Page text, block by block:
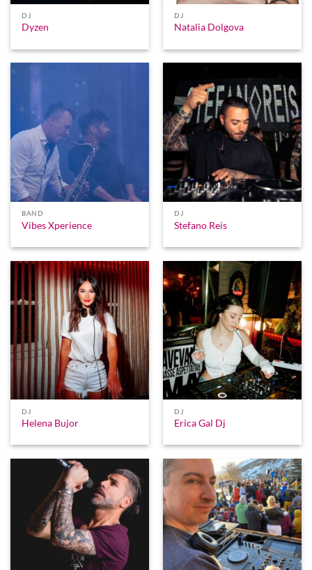
DJ
Dyzen
DJ
Natalia Dolgova
BAND
Vibes Xperience
DJ
Stefano Reis
DJ
Helena Bujor
DJ
Erica Gal Dj